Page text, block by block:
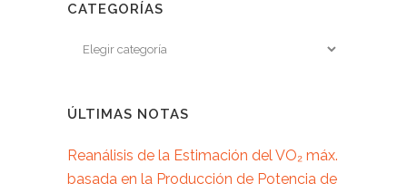
CATEGORÍAS
ÚLTIMAS NOTAS
Reanálisis de la Estimación del VO₂ máx.
basada en la Producción de Potencia de